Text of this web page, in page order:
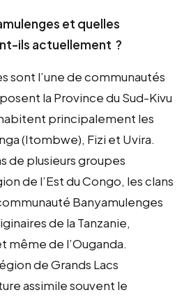
et quelles
ils actuellement ?
sont l’une de communautés
la Province du Sud-Kivu
principalement les
(Itombwe), Fizi et Uvira.
de plusieurs groupes
de l’Est du Congo, les clans
Banyamulenges
de la Tanzanie,
même de l’Ouganda.
de Grands Lacs
assimile souvent le